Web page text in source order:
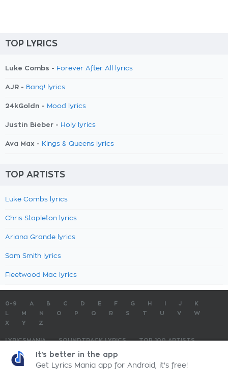
TOP LYRICS
Luke Combs - Forever After All lyrics
AJR - Bang! lyrics
24kGoldn - Mood lyrics
Justin Bieber - Holy lyrics
Ava Max - Kings & Queens lyrics
TOP ARTISTS
Luke Combs lyrics
Chris Stapleton lyrics
Ariana Grande lyrics
Sam Smith lyrics
Fleetwood Mac lyrics
0-9 A B C D E F G H J
K
M N O P Q R S T U V
W
X
Y Z
LYRICSMANIA SOUNDTRACK LYRICS
TOP 100 ARTISTS
TOP 100 LYRICS
LyricsMania.com - Copyright © 2026 - All Rights ReservedPrivacy Policy
It's better in the app
Get Lyrics Mania app for Android, it's free!